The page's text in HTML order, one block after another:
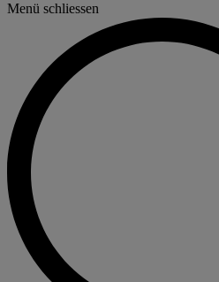
Menü schliessen